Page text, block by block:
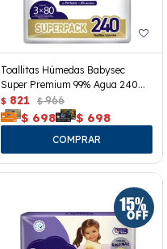
Toallitas Húmedas Babysec
Super Premium 99% Agua 240
Uds.
$ 821 $ 966
$ 698 $ 698